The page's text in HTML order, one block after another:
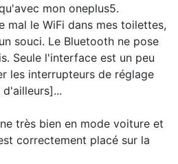
mon oneplus5.
mal le WiFi dans mes toilettes,
souci. Le Bluetooth ne pose
Seule l'interface est un peu
les interrupteurs de réglage
très bien en mode voiture et
correctement placé sur la